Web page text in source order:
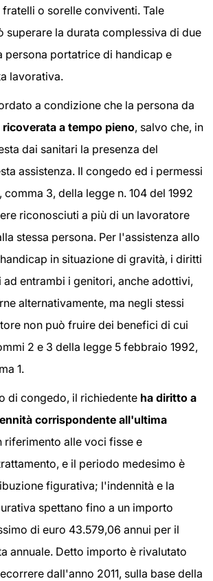
o sorelle conviventi. Tale
superare la durata complessiva di due
persona portatrice di handicap e
lavorativa.
a condizione che la persona da
ricoverata a tempo pieno, salvo che, in
dai sanitari la presenza del
assistenza. Il congedo ed i permessi
3, della legge n. 104 del 1992
riconosciuti a più di un lavoratore
stessa persona. Per l'assistenza allo
in situazione di gravità, i diritti
entrambi i genitori, anche adottivi,
alternativamente, ma negli stessi
non può fruire dei benefici di cui
2 e 3 della legge 5 febbraio 1992,
1.
di congedo, il richiedente ha diritto a
corrispondente all'ultima
riferimento alle voci fisse e
e il periodo medesimo è
figurativa; l'indennità e la
spettano fino a un importo
di euro 43.579,06 annui per il
annuale. Detto importo è rivalutato
dall'anno 2011, sulla base della